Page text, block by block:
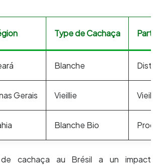
Type de Cachaça
Blanche
Gerais Vieillie
Blanche Bio
cachaça au Brésil a un impact